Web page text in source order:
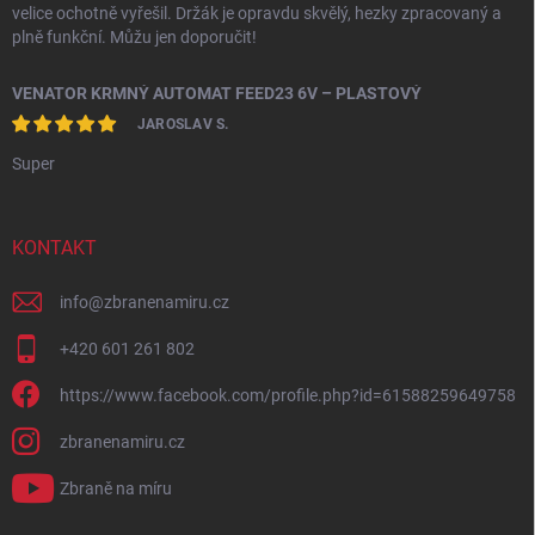
velice ochotně vyřešil. Držák je opravdu skvělý, hezky zpracovaný a
plně funkční. Můžu jen doporučit!
VENATOR KRMNÝ AUTOMAT FEED23 6V – PLASTOVÝ
JAROSLAV S.
Super
KONTAKT
info@zbranenamiru.cz
+420 601 261 802
https://www.facebook.com/profile.php?id=61588259649758
zbranenamiru.cz
Zbraně na míru